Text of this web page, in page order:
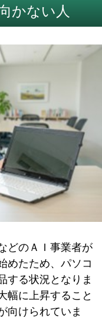
かない人
どのＡＩ事業者が
めたため、パソコ
する状況となりま
幅に上昇すること
向けられていま